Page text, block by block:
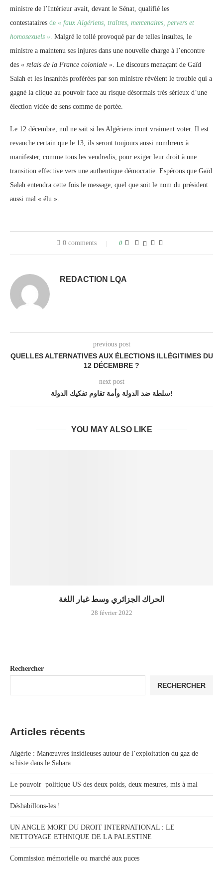
ministre de l’Intérieur avait, devant le Sénat, qualifié les
contestataires de « faux Algériens, traîtres, mercenaires, pervers et
homosexuels » Malgré le tollé provoqué par de telles insultes, le
ministre a maintenu ses injures dans une nouvelle charge à l’encontre
des « relais de la France coloniale » . Le discours menaçant de Gaïd
Salah et les insanités proférées par son ministre révèlent le trouble qui a
gagné la clique au pouvoir face au risque désormais très sérieux d’une
élection vidée de sens comme de portée.
Le 12 décembre, nul ne sait si les Algériens iront vraiment voter. Il est
revanche certain que le 13, ils seront toujours aussi nombreux à
manifester, comme tous les vendredis, pour exiger leur droit à une
transition effective vers une authentique démocratie. Espérons que Gaïd
Salah entendra cette fois le message, quel que soit le nom du président
aussi mal « élu ».
0 comments 0
REDACTION LQA
previous post
QUELLES ALTERNATIVES AUX ÉLECTIONS ILLÉGITIMES DU
12 DÉCEMBRE ?
next post
سلطة ضد الدولة وأمة تقاوم تفكيك الدولة!
YOU MAY ALSO LIKE
الحراك الجزائري وسط غبار اللغة
28 février 2022
Rechercher
RECHERCHER
Articles récents
Algérie : Manœuvres insidieuses autour de l’exploitation du gaz de
schiste dans le Sahara
Le pouvoir politique US des deux poids, deux mesures, mis à mal
Déshabillons-les !
UN ANGLE MORT DU DROIT INTERNATIONAL : LE
NETTOYAGE ETHNIQUE DE LA PALESTINE
Commission mémorielle ou marché aux puces